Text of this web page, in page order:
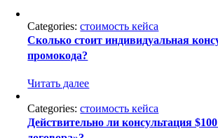
Categories:стоимость кейса
Сколько стоит индивидуальная
промокода?
Читать далее
Categories:стоимость кейса
Действительно ли консультация